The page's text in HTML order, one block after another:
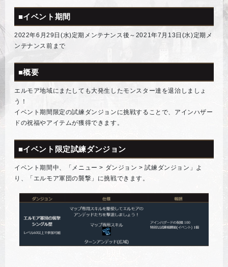
■イベント期間
2022年6月29日(水)定期メンテナンス後～2021年7月13日(水)定期メ
ンテナンス前まで
■概要
エルモア地域にまたしても大発生したモンスター達を退治しましょ
う！
イベント期間限定の試練ダンジョンに挑戦することで、アインハザー
ドの祝福やアイテムが獲得できます。
■イベント限定試練ダンジョン
イベント期間中、「メニュー > ダンジョン > 試練ダンジョン」よ
り、「エルモア軍団の襲撃」に挑戦できます。